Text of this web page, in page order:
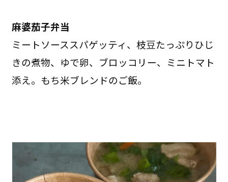
麻婆茄子弁当
ミートソーススパゲッティ、枝豆たっぷりひじ
きの煮物、ゆで卵、ブロッコリー、ミニトマト
添え。もち米ブレンドのご飯。